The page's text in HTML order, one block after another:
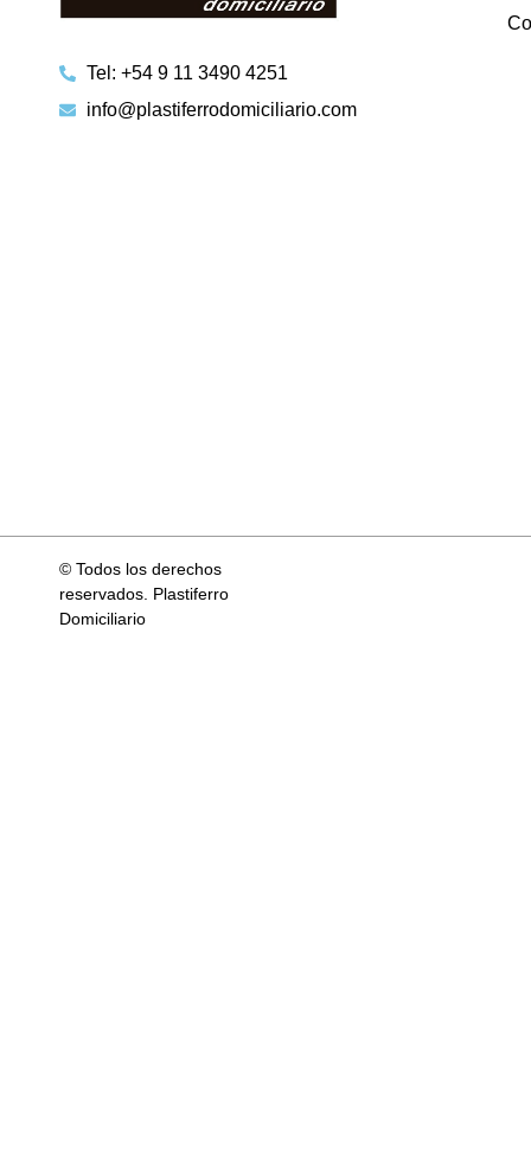
Tel: +54 9 11 3490 4251
info@plastiferrodomiciliario.com
© Todos los derechos
reservados. Plastiferro
Domiciliario